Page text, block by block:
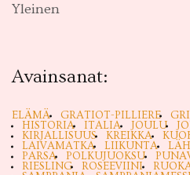
Yleinen
Avainsanat:
ELÄMÄ GRATIOT-PILLIERE
HISTORIA
ITALIA JOULU
KIRJALLISUUS
KREIKKA
LAIVAMATKA
LIIKUNTA
PARSA
POLKUJUOKSU
RIESLING
ROSEEVIINI